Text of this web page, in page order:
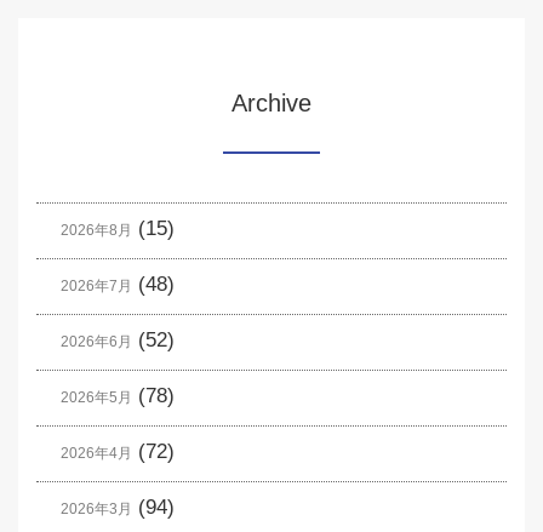
Archive
2026年8月 (15)
2026年7月 (48)
2026年6月 (52)
2026年5月 (78)
2026年4月 (72)
2026年3月 (94)